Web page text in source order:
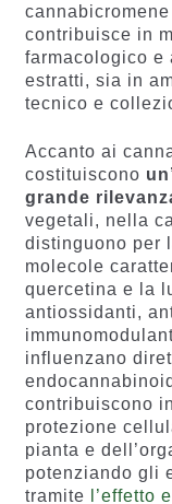
contribuisce in
farmacologico
estratti, sia in
tecnico e
Accanto ai
costituiscono
grande
vegetali, nella
distinguono per
molecole
quercetina e la
antiossidanti,
influenzano
contribuiscono
protezione
pianta e
potenziando gli
tramite
l’effetto